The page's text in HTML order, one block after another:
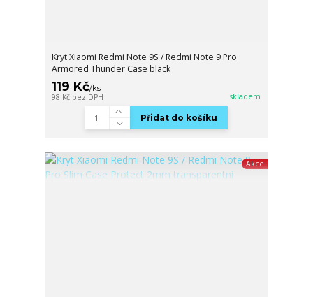
Kryt Xiaomi Redmi Note 9S / Redmi Note 9 Pro
Armored Thunder Case black
119 Kč/ks
98 Kč bez DPH skladem
Přidat do košíku
Akce